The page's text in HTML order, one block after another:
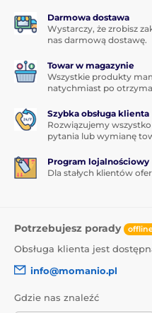
Darmowa dostawa
Wystarczy, że zrobisz
nas darmową dostawę.
Towar w magazynie
Wszystkie produkty
natychmiast po
Szybka obsługa klienta
Rozwiązujemy
pytania lub wymianę
Program lojalnościowy
Dla stałych klientów
Potrzebujesz porady
Obsługa klienta jest
info@momanio.pl
Gdzie nas znaleźć